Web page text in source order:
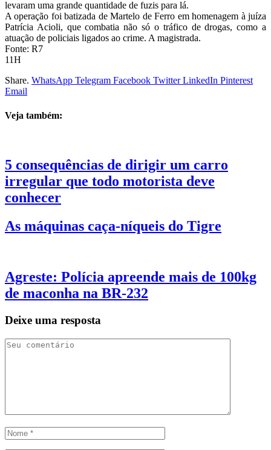
levaram uma grande quantidade de fuzis para lá.
A operação foi batizada de Martelo de Ferro em homenagem à juíza
Patrícia Acioli, que combatia não só o tráfico de drogas, como a
atuação de policiais ligados ao crime. A magistrada.
Fonte: R7
11H
Share. WhatsApp Telegram Facebook Twitter LinkedIn Pinterest
Email
Veja também:
5 consequências de dirigir um carro
irregular que todo motorista deve
conhecer
As máquinas caça-níqueis do Tigre
Agreste: Polícia apreende mais de 100kg
de maconha na BR-232
Deixe uma resposta